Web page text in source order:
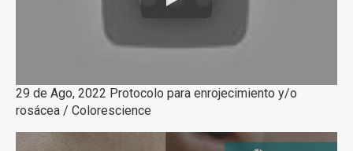
29 de Ago, 2022 Protocolo para enrojecimiento y/o
rosácea / Colorescience